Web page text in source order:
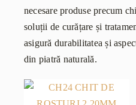
necesare produse precum
soluții de curățare și
asigură durabilitatea și
din piatră naturală.